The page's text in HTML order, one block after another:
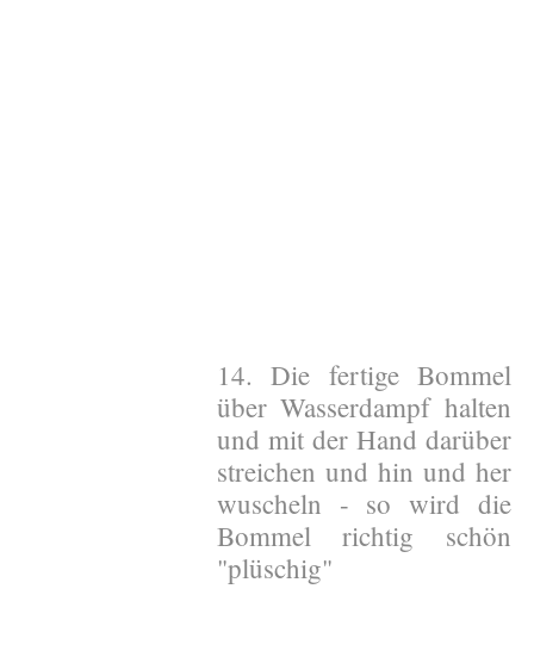
14. Die fertige Bommel
über Wasserdampf halten
und mit der Hand darüber
streichen und hin und her
wuscheln - so wird die
Bommel richtig schön
"plüschig"